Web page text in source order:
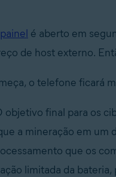
é aberto em
de host externo.
o telefone ficará
final para os
a mineração em
que os
limitada da